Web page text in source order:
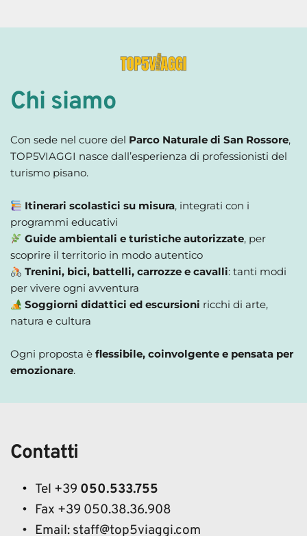
Chi siamo
Con sede nel cuore del Parco Naturale di San Rossore,
TOP5VIAGGI nasce dall’esperienza di professionisti del
turismo pisano.
Itinerari scolastici su misura, integrati con i
programmi educativi
Guide ambientali e turistiche autorizzate, per
scoprire il territorio in modo autentico
Trenini, bici, battelli, carrozze e cavalli: tanti modi
per vivere ogni avventura
Soggiorni didattici ed escursioni ricchi di arte,
natura e cultura
Ogni proposta è flessibile, coinvolgente e pensata per
emozionare.
Contatti
Tel +39 050.533.755
Fax +39 050.38.36.908
Email: staff@top5viaggi.com